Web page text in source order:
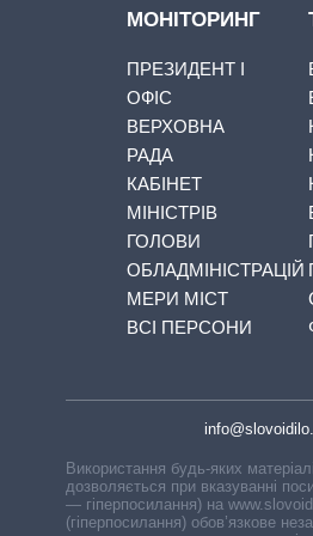
МОНІТОРИНГ
ПРЕЗИДЕНТ І
ОФІС
ВЕРХОВНА
РАДА
КАБІНЕТ
МІНІСТРІВ
ГОЛОВИ
ОБЛАДМІНІСТРАЦІЙ
МЕРИ МІСТ
ВСІ ПЕРСОНИ
Використання будь-яких
дозволяється при вказуванні
— гіперпосилання) на
(гіперпосилання) обов’язкове